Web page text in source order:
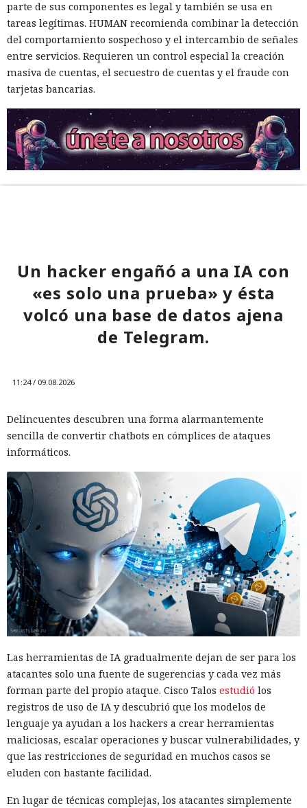
parte de sus componentes es legal y también se usa en
tareas legítimas. HUMAN recomienda combinar la detección
del comportamiento sospechoso y el intercambio de señales
entre servicios. Requieren un control especial la creación
masiva de cuentas, el secuestro de cuentas y el fraude con
tarjetas bancarias.
Un hacker engañó a una IA con
«es solo una prueba» y ésta
volcó una base de datos ajena
de Telegram.
11:24 / 09.08.2026
Delincuentes descubren una forma alarmantemente
sencilla de convertir chatbots en cómplices de ataques
informáticos.
Las herramientas de IA gradualmente dejan de ser para los
atacantes solo una fuente de sugerencias y cada vez más
forman parte del propio ataque. Cisco Talos estudió los
registros de uso de IA y descubrió que los modelos de
lenguaje ya ayudan a los hackers a crear herramientas
maliciosas, escalar operaciones y buscar vulnerabilidades, y
que las restricciones de seguridad en muchos casos se
eluden con bastante facilidad.
En lugar de técnicas complejas, los atacantes simplemente